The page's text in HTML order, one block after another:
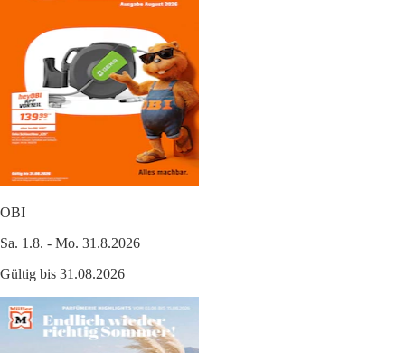
OBI
Sa. 1.8. - Mo. 31.8.2026
Gültig bis 31.08.2026